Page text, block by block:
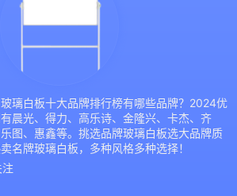
璃白板十大品牌排行榜有哪些品牌？2024优
晨光、得力、高乐诗、金隆兴、卡杰、齐
图、惠鑫等。挑选品牌玻璃白板选大品牌质
名牌玻璃白板，多种风格多种选择！